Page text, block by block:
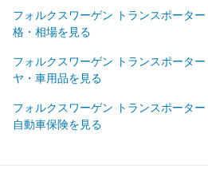
フォルクスワーゲン トランスポータ
格・相場を見る
フォルクスワーゲン トランスポータ
ヤ・車用品を見る
フォルクスワーゲン トランスポータ
自動車保険を見る